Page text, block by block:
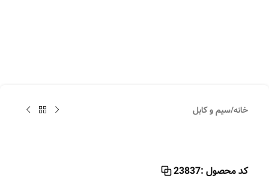
خانه/سیم و کابل
کد محصول :23837